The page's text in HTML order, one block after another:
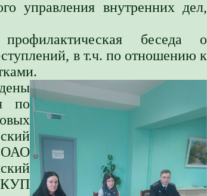
управления внутренних дел,
беседа о
в т.ч. по отношению к
по
КУП